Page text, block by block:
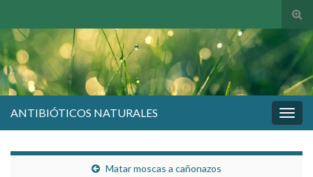
de
la
ANTIBIÓTICOS NATURALES
Matar moscas a cañonazos